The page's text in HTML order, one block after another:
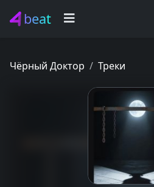
beat
Чёрный Доктор Треки